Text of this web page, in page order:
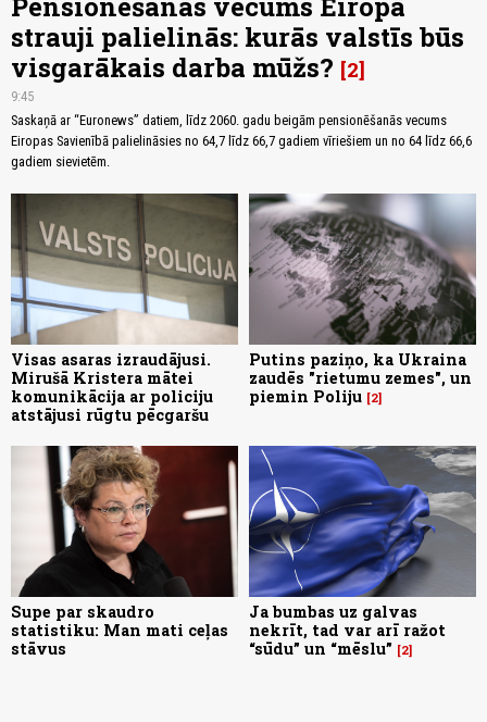
strauji palielinās: kurās valstīs būs
visgarākais darba mūžs? 2
9:45
Saskaņā ar “Euronews” datiem, līdz 2060. gadu beigām pensionēšanās vecums
Eiropas Savienībā palielināsies no 64,7 līdz 66,7 gadiem vīriešiem un no 64 līdz 66,6
gadiem sievietēm.
Visas asaras izraudājusi.
Mirušā Kristera mātei
komunikācija ar policiju
atstājusi rūgtu pēcgaršu
Putins paziņo, ka Ukraina
zaudēs "rietumu zemes", un
piemin Poliju 2
Supe par skaudro
statistiku: Man mati ceļas
stāvus
Ja bumbas uz galvas
nekrīt, tad var arī ražot
“sūdu” un “mēslu”
2